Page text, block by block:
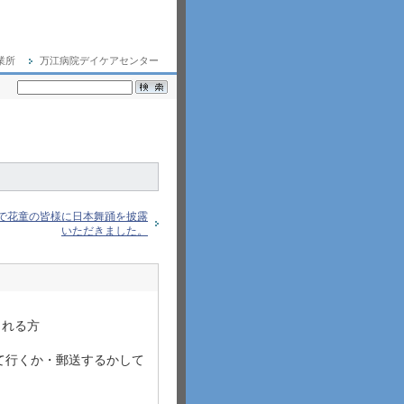
所 万江病院デイケアセンター
花童の皆様に日本舞踊を披露
いただきました。
る方
くか・郵送するかして